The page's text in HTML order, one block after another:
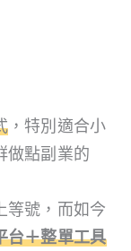
，特別適合小
做點副業的
等號，而如今
台＋整單工具